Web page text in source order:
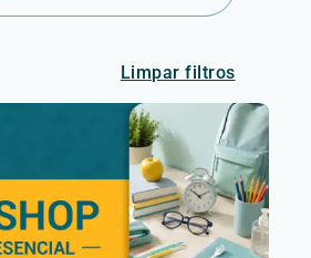
Limpar filtros